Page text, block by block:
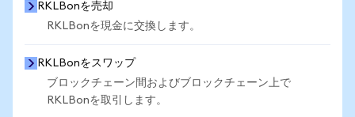
RKLBonを売却
RKLBonを現金に交換します。
RKLBonをスワップ
ブロックチェーン間およびブロックチェーン上で
RKLBonを取引します。